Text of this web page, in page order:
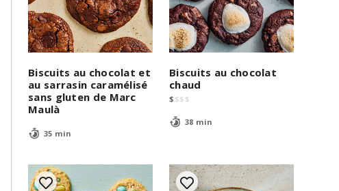
Biscuits au chocolat et
au sarrasin caramélisé
sans gluten de Marc
Maulà
35 min
Biscuits au chocolat
chaud
$ $$ $
38 min